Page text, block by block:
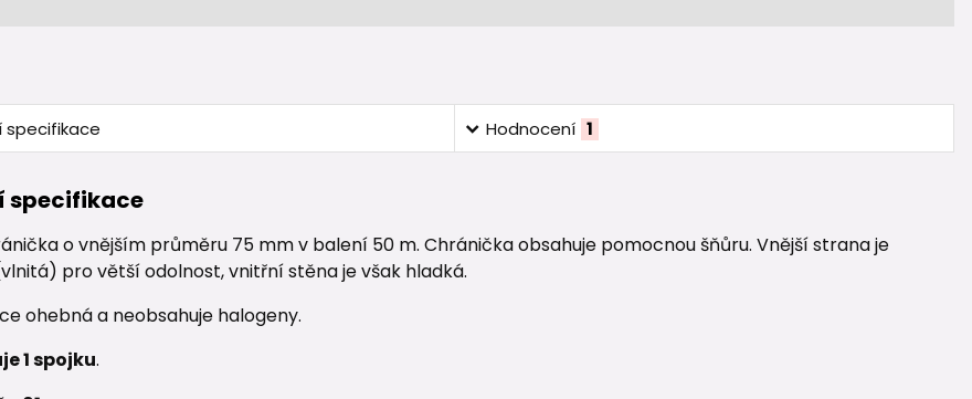
specifikace Hodnocení 1
specifikace
o vnějším průměru 75 mm v balení 50 m. Chránička obsahuje pomocnou šňůru. Vnější strana je
pro větší odolnost, vnitřní stěna je však hladká.
ohebná a neobsahuje halogeny.
1 spojku.